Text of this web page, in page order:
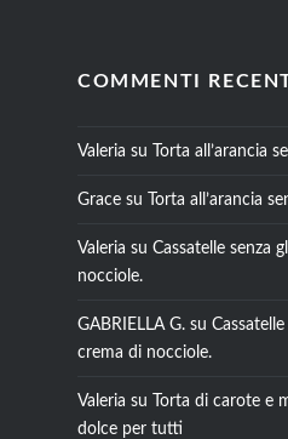
COMMENTI
Valeria su Torta all’arancia
Gracesu Torta all’arancia
Valeria su Cassatelle senza
nocciole.
GABRIELLA G.su
crema di nocciole.
Valeria su
Torta di carote e
dolce per tutti